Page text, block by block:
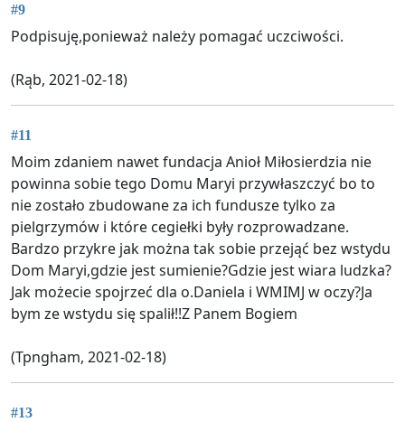
#9
Podpisuję,ponieważ należy pomagać uczciwości.
(Rąb, 2021-02-18)
#11
Moim zdaniem nawet fundacja Anioł Miłosierdzia nie
powinna sobie tego Domu Maryi przywłaszczyć bo to
nie zostało zbudowane za ich fundusze tylko za
pielgrzymów i które cegiełki były rozprowadzane.
Bardzo przykre jak można tak sobie przejąć bez wstydu
Dom Maryi,gdzie jest sumienie?Gdzie jest wiara ludzka?
Jak możecie spojrzeć dla o.Daniela i WMIMJ w oczy?Ja
bym ze wstydu się spalił!!Z Panem Bogiem
(Tpngham, 2021-02-18)
#13